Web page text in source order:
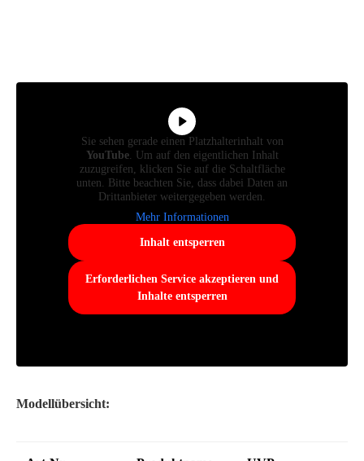
Sie sehen gerade einen Platzhalterinhalt von
YouTube. Um auf den eigentlichen Inhalt
zuzugreifen, klicken Sie auf die Schaltfläche
unten. Bitte beachten Sie, dass dabei Daten an
Drittanbieter weitergegeben werden.
Mehr Informationen
Inhalt entsperren
Erforderlichen Service akzeptieren und
Inhalte entsperren
Modellübersicht: